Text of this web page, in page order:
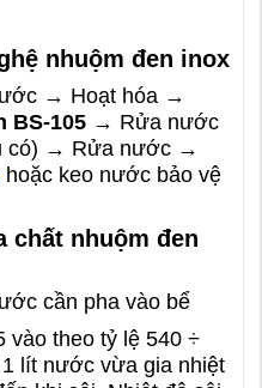
nhuộm đen inox
→ Hoạt hóa →
BS-105 → Rửa nước
có) → Rửa nước →
hoặc keo nước bảo vệ
chất nhuộm đen
cần pha vào bể
vào theo tỷ lệ 540 ÷
lít nước vừa gia nhiệt